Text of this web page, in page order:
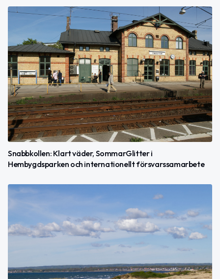
Snabbkollen: Klart väder, SommarGlitter i
Hembygdsparken och internationellt försvarssamarbete